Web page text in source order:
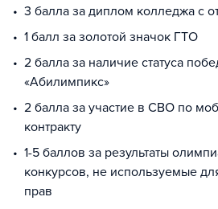
3 балла за диплом колледжа с
1 балл за золотой значок ГТО
2 балла за наличие статуса
«Абилимпикс»
2 балла за участие в СВО по
контракту
1-5 баллов за результаты
конкурсов, не используемые
прав